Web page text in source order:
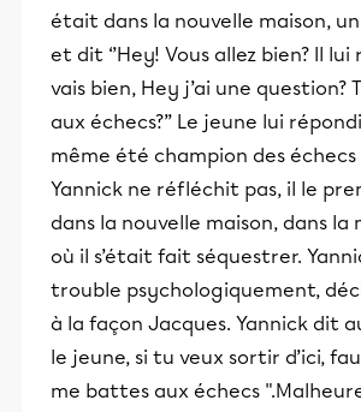
était dans la nouvelle maison,
et dit ‘’Hey! Vous allez bien? Il lui
vais bien, Hey j’ai une question?
aux échecs?’’ Le jeune lui
même été champion des échecs
Yannick ne réfléchit pas, il le
dans la nouvelle maison, dans la
où il s’était fait séquestrer.
trouble psychologiquement,
à la façon Jacques. Yannick dit
le jeune, si tu veux sortir d’ici,
me battes aux échecs